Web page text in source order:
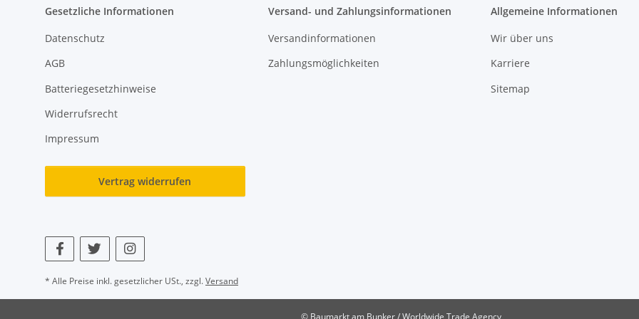
Gesetzliche Informationen
Datenschutz
AGB
Batteriegesetzhinweise
Widerrufsrecht
Impressum
Vertrag widerrufen
Versand- und Zahlungsinformationen
Versandinformationen
Zahlungsmöglichkeiten
Allgemeine Informationen
Wir über uns
Karriere
Sitemap
* Alle Preise inkl. gesetzlicher USt., zzgl.Versand
© Baumarkt am Bunker / Worldwide Trade Agency